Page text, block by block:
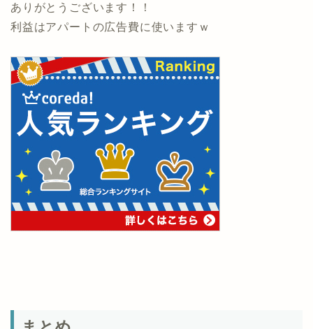
ありがとうございます！！
利益はアパートの広告費に使いますｗ